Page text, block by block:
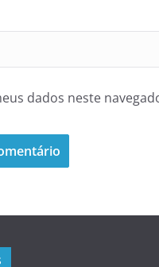
dados neste